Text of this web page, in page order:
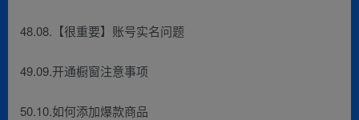
48.08.【很重要】账号实名问题
49.09.开通橱窗注意事项
50.10.如何添加爆款商品